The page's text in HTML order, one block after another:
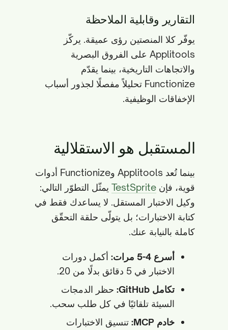
التقارير وقابلية الملاحظة
يوفّر كلا المنصتين رؤى عميقة. يركّز
Applitools على الفروق البصرية
والاتجاهات التاريخية، بينما يقدّم
Functionize تحليلاً مفصلًا لجذور أسباب
الإخفاقات الوظيفية.
المستقبل هو الاستقلالية
بينما تُعد Applitools وFunctionize أدوات
قوية، فإن TestSprite يمثّل التطوّر التالي:
وكيل الاختبار المستقل. لا يساعدك فقط في
كتابة الاختبارات؛ بل يتولّى حلقة التحقّق
كاملة بالنيابة عنك.
أسرع 4-5 مرات:
أكمل دورات
الاختبار في 5 دقائق بدلًا من 20.
تكامل GitHub:
حظر الدمجات
السيئة تلقائيًا في كل طلب سحب.
خادم MCP:
تنسيق الاختبارات